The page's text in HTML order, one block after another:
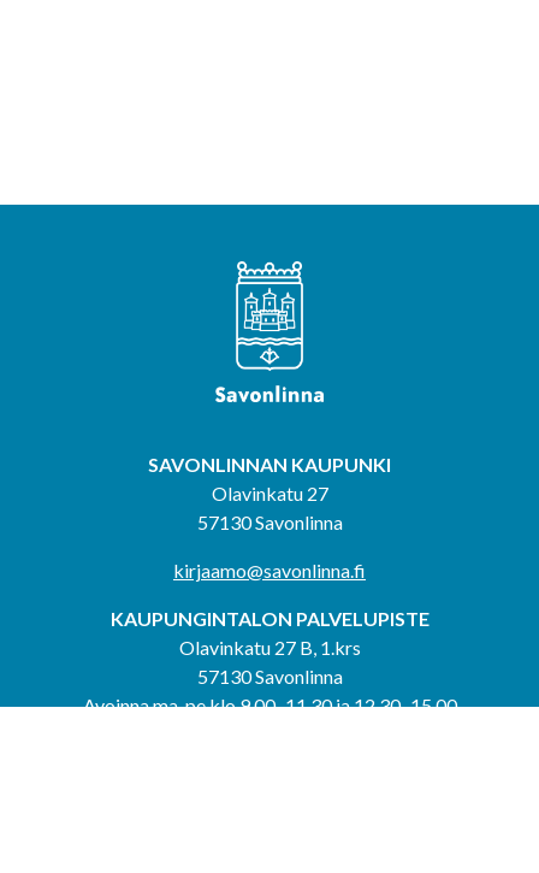
SAVONLINNAN KAUPUNKI
Olavinkatu 27
57130 Savonlinna
kirjaamo@savonlinna.fi
KAUPUNGINTALON PALVELUPISTE
Olavinkatu 27 B, 1.krs
57130 Savonlinna
Avoinna ma-pe klo 9.00–11.30 ja 12.30–15.00